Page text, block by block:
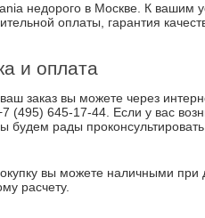
недорого в Москве. К вашим
оплаты, гарантия
и оплата
заказ вы можете через
(495) 645-17-44. Если у вас
будем рады проконсультировать
вы можете наличными при
расчету.